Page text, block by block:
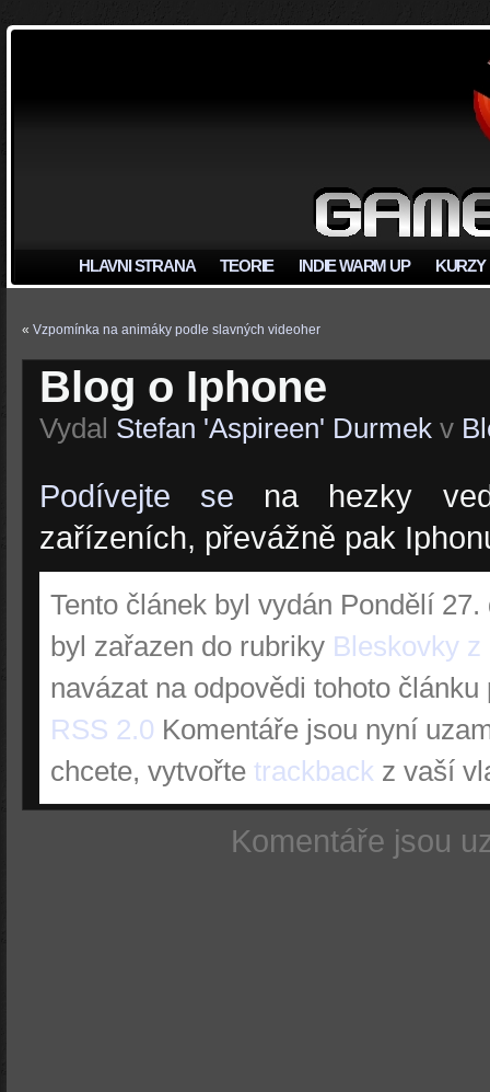
HLAVNI STRANA TEORIE INDIE WARM UP KURZY
« Vzpomínka na animáky podle slavných videoher
Blog o Iphone
Vydal Stefan 'Aspireen' Durmek v
Podívejte se na hezky
zařízeních, převážně pak
Tento článek byl vydán Pondělí
byl zařazen do rubriky Bleskovky
navázat na odpovědi tohoto
RSS 2.0 Komentáře jsou nyní
chcete, vytvořte trackback z vaší
Komentáře jsou